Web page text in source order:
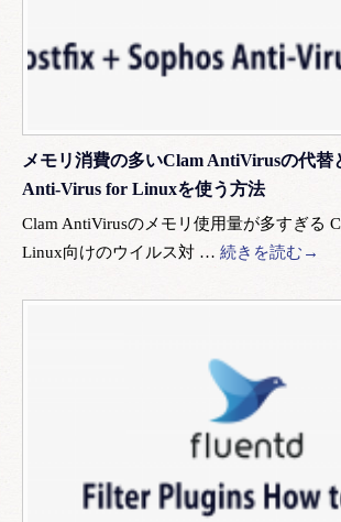
メモリ消費の多いClam AntiVirusの代替
Anti-Virus for Linuxを使う方法
Clam AntiVirusのメモリ使用量が多すぎる
Linux向けのウイルス対 … 続きを読む→